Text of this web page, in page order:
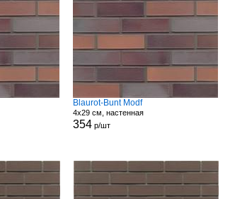
Blaurot-Bunt Modf
4x29 см, настенная
354р/шт